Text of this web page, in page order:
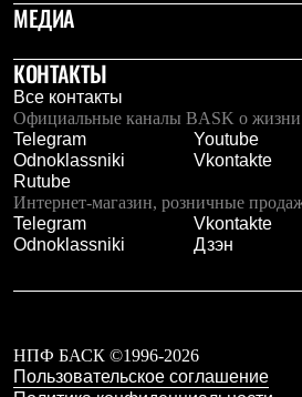
Брюки
Жилеты
Термобелье
Комплект термобелья
Снаряжение
Палатки и тенты
Палатки
Тенты
Аксессуары для палаток
Рюкзаки
Экспедиционные
Спальные мешки
Пуховые
Комбинированные
МЕДИА
КОНТАКТЫ
Все контакты
Официальные каналы BASK о жизни
Telegram
Youtube
Odnoklassniki
Vkontakte
Rutube
Интернет-магазин, розничные
Telegram
Vkontakte
Odnoklassniki
Дзэн
НПФ БАСК ©1996-2026
Пользовательское соглашение